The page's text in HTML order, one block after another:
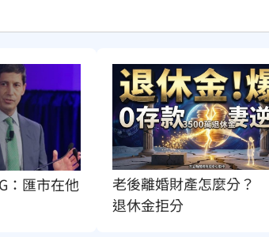
：匯市在他
老後離婚財產怎麼分？
退休金拒分